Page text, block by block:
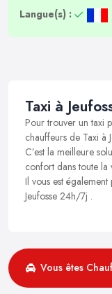
Langue(s) :
Taxi à
Pour trouver un taxi
chauffeurs de Taxi à
C’est la meilleure
confort dans toute la
Il vous est
Jeufosse 24h/7j .
Vous êtes